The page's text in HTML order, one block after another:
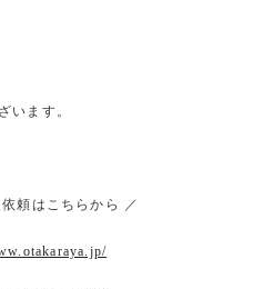
います。
頼はこちらから ／